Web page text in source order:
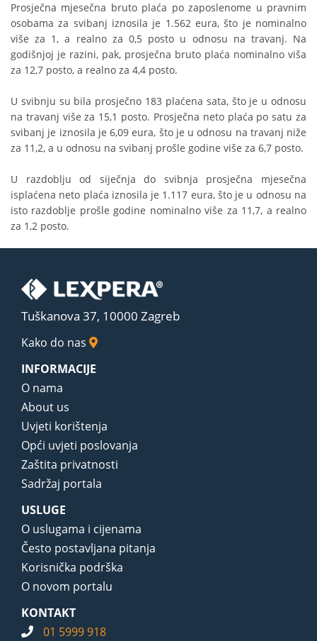
Prosječna mjesečna bruto plaća po zaposlenome u pravnim
osobama za svibanj iznosila je 1.562 eura, što je nominalno
više za 1, a realno za 0,5 posto u odnosu na travanj. Na
godišnjoj je razini, pak, prosječna bruto plaća nominalno viša
za 12,7 posto, a realno za 4,4 posto.
U svibnju su bila prosječno 183 plaćena sata, što je u odnosu
na travanj više za 15,1 posto. Prosječna neto plaća po satu za
svibanj je iznosila je 6,09 eura, što je u odnosu na travanj niže
za 11,2, a u odnosu na svibanj prošle godine više za 6,7 posto.
U razdoblju od siječnja do svibnja prosječna mjesečna
isplaćena neto plaća iznosila je 1.117 eura, što je u odnosu na
isto razdoblje prošle godine nominalno više za 11,7, a realno
za 1,2 posto.
Tuškanova 37, 10000 Zagreb
Kako do nas
INFORMACIJE
O nama
About us
Uvjeti korištenja
Opći uvjeti poslovanja
Zaštita privatnosti
Sadržaj portala
USLUGE
O uslugama i cijenama
Često postavljana pitanja
Korisnička podrška
O novom portalu
KONTAKT
01 5999 918